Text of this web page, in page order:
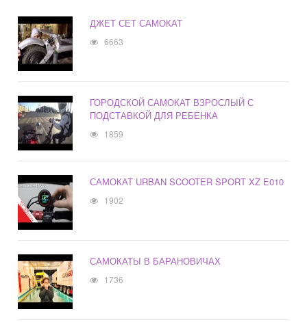
ДЖЕТ СЕТ САМОКАТ
6663
ГОРОДСКОЙ САМОКАТ ВЗРОСЛЫЙ С
ПОДСТАВКОЙ ДЛЯ РЕБЕНКА
1859
САМОКАТ URBAN SCOOTER SPORT XZ E010
1902
САМОКАТЫ В БАРАНОВИЧАХ
1736